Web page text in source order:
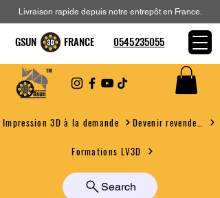
Impression 3D à la demande
Formations LV3D
Search
Livraison rapide depuis notre entrepôt en France.
GSUN FRANCE 0545235055